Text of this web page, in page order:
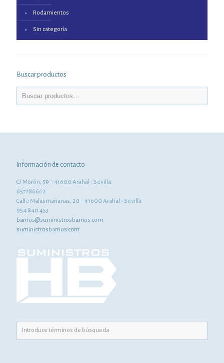
Rodamientos
Sin categoría
Buscar productos
Información de contacto
C/ Morón, 59 – 41600 Arahal - Sevilla
657286662
Calle Malasmañanas, 20 – 41600 Arahal - Sevilla
954 840 453
barrios@suministrosbarrios.com
suministrosbarrios.com